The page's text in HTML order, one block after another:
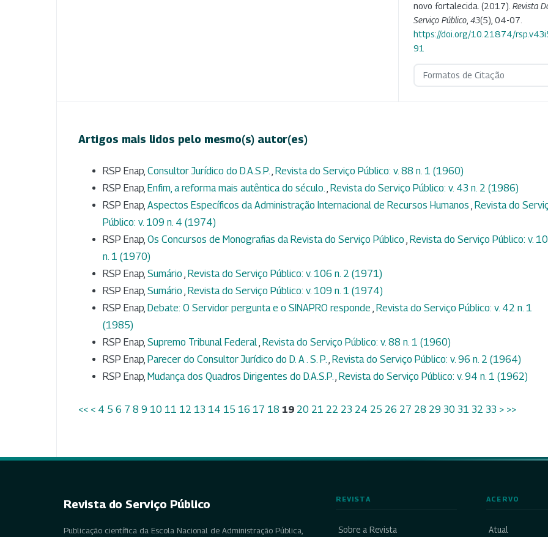
novo fortalecida. (2017). Revista
Serviço Público, 43(5), 04-07.
https://doi.org/10.21874/
91
Formatos de Citação
Artigos mais lidos pelo mesmo(s) autor(es)
RSP Enap, Consultor Jurídico do D.A.S.P., Revista do Serviço Público: v. 88 n. 1 (1960)
RSP Enap, Enfim, a reforma mais autêntica do século., Revista do Serviço Público: v. 43 n. 2 (1986)
RSP Enap, Aspectos Específicos da Administração Internacional de Recursos Humanos , Revista do
Público: v. 109 n. 4 (1974)
RSP Enap, Os Concursos de Monografias da Revista do Serviço Público , Revista do Serviço Público: v.
n. 1 (1970)
RSP Enap, Sumário , Revista do Serviço Público: v. 106 n. 2 (1971)
RSP Enap, Sumário , Revista do Serviço Público: v. 109 n. 1 (1974)
RSP Enap, Debate: O Servidor pergunta e o SINAPRO responde , Revista do Serviço Público: v. 42 n. 1
(1985)
RSP Enap, Supremo Tribunal Federal, Revista do Serviço Público: v. 88 n. 1 (1960)
RSP Enap, Parecer do Consultor Jurídico do D. A . S. P., Revista do Serviço Público: v. 96 n. 2 (1964)
RSP Enap, Mudança dos Quadros Dirigentes do D.A.S.P., Revista do Serviço Público: v. 94 n. 1 (1962)
<< < 4 5 6 7 8 9 10 11 12 13 14 15 16 17 18 19 20 21 22 23 24 25 26 27 28 29 30 31 32 33 > >>
Revista do Serviço Público
Publicação científica da Escola Nacional de Administração Pública,
REVISTA
Sobre a Revista
ACERVO
Atual